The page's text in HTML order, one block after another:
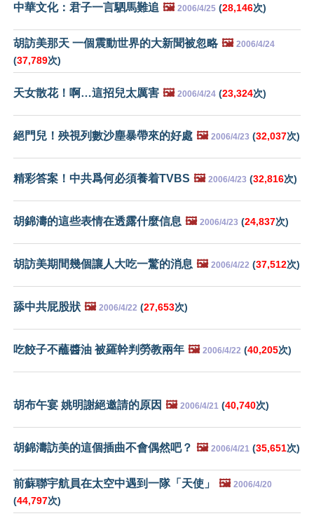
中華文化：君子一言駟馬難追 🖼️ 2006/4/25 (28,146次)
胡訪美那天 一個震動世界的大新聞被忽略 🖼️ 2006/4/24
(37,789次)
天女散花！啊…這招兒太厲害 🖼️ 2006/4/24 (23,324次)
絕門兒！殃視列數沙塵暴帶來的好處 🖼️ 2006/4/23 (32,037次)
精彩答案！中共爲何必須養着TVBS 🖼️ 2006/4/23 (32,816次)
胡錦濤的這些表情在透露什麼信息 🖼️ 2006/4/23 (24,837次)
胡訪美期間幾個讓人大吃一驚的消息 🖼️ 2006/4/22 (37,512次)
舔中共屁股狀 🖼️ 2006/4/22 (27,653次)
吃餃子不蘸醬油 被羅幹判勞教兩年 🖼️ 2006/4/22 (40,205次)
胡布午宴 姚明謝絕邀請的原因 🖼️ 2006/4/21 (40,740次)
胡錦濤訪美的這個插曲不會偶然吧？ 🖼️ 2006/4/21 (35,651次)
前蘇聯宇航員在太空中遇到一隊「天使」 🖼️ 2006/4/20
(44,797次)